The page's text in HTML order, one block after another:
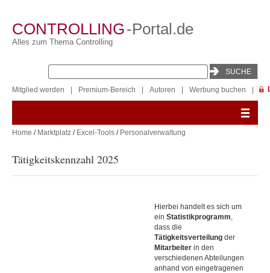
CONTROLLING-Portal.de
Alles zum Thema Controlling
Mitglied werden Premium-Bereich Autoren Werbung buchen
Home / Marktplatz / Excel-Tools / Personalverwaltung
Tätigkeitskennzahl 2025
Hierbei handelt es sich um
ein Statistikprogramm,
dass die
Tätigkeitsverteilung der
Mitarbeiter in den
verschiedenen Abteilungen
anhand von eingetragenen